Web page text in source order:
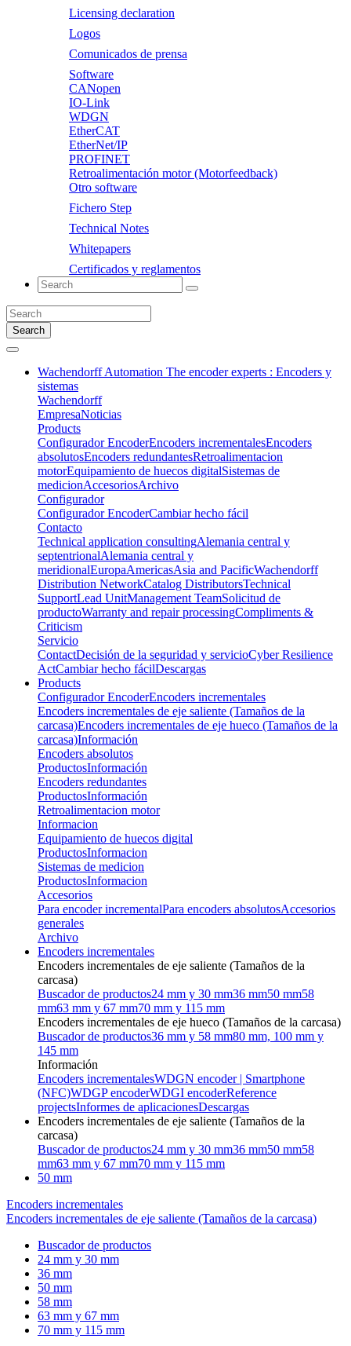
Licensing declaration
Logos
Comunicados de prensa
Software
CANopen
IO-Link
WDGN
EtherCAT
EtherNet/IP
PROFINET
Retroalimentación motor (Motorfeedback)
Otro software
Fichero Step
Technical Notes
Whitepapers
Certificados y reglamentos
Search
Wachendorff Automation The encoder experts : Encoders y
sistemas
Wachendorff
EmpresaNoticias
Products
Configurador EncoderEncoders incrementalesEncoders
absolutosEncoders redundantesRetroalimentacion
motorEquipamiento de huecos digitalSistemas de
medicionAccesoriosArchivo
Configurador
Configurador EncoderCambiar hecho fácil
Contacto
Technical application consultingAlemania central y
septentrionalAlemania central y
meridionalEuropaAmericasAsia and PacificWachendorff
Distribution NetworkCatalog DistributorsTechnical
SupportLead UnitManagement TeamSolicitud de
productoWarranty and repair processingCompliments &
Criticism
Servicio
ContactDecisión de la seguridad y servicioCyber Resilience
ActCambiar hecho fácilDescargas
Products
Configurador EncoderEncoders incrementales
Encoders incrementales de eje saliente (Tamaños de la
carcasa)Encoders incrementales de eje hueco (Tamaños de la
carcasa)Información
Encoders absolutos
ProductosInformación
Encoders redundantes
ProductosInformación
Retroalimentacion motor
Informacion
Equipamiento de huecos digital
ProductosInformacion
Sistemas de medicion
ProductosInformacion
Accesorios
Para encoder incrementalPara encoders absolutosAccesorios
generales
Archivo
Encoders incrementales
Encoders incrementales de eje saliente (Tamaños de la
carcasa)
Buscador de productos24 mm y 30 mm36 mm50 mm58
mm63 mm y 67 mm70 mm y 115 mm
Encoders incrementales de eje hueco (Tamaños de la carcasa)
Buscador de productos36 mm y 58 mm80 mm, 100 mm y
145 mm
Información
Encoders incrementalesWDGN encoder | Smartphone
(NFC)WDGP encoderWDGI encoderReference
projectsInformes de aplicacionesDescargas
Encoders incrementales de eje saliente (Tamaños de la
carcasa)
Buscador de productos24 mm y 30 mm36 mm50 mm58
mm63 mm y 67 mm70 mm y 115 mm
50 mm
Encoders incrementales
Encoders incrementales de eje saliente (Tamaños de la carcasa)
Buscador de productos
24 mm y 30 mm
36 mm
50 mm
58 mm
63 mm y 67 mm
70 mm y 115 mm